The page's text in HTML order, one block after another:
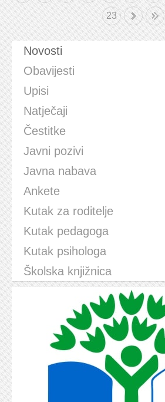
23
» Kraj
Novosti
Obavijesti
Upisi
Natječaji
Čestitke
Javni pozivi
Javna nabava
Ankete
Kutak za roditelje
Kutak pedagoga
Kutak psihologa
Školska knjižnica